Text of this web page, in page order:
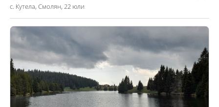
с. Кутела, Смолян, 22 юли